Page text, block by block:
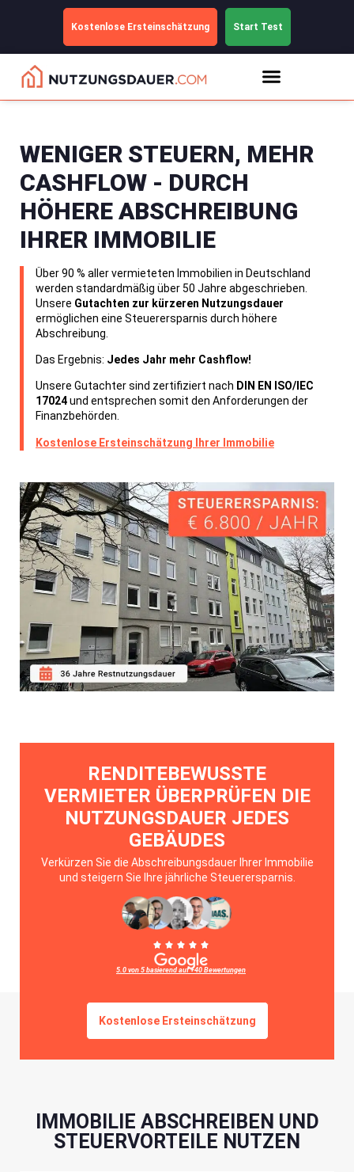
Kostenlose Ersteinschätzung Start Test
WENIGER STEUERN, MEHR
CASHFLOW - DURCH
HÖHERE ABSCHREIBUNG
IHRER IMMOBILIE
Über 90 % aller vermieteten Immobilien in Deutschland
werden standardmäßig über 50 Jahre abgeschrieben.
Unsere Gutachten zur kürzeren Nutzungsdauer
ermöglichen eine Steuerersparnis durch höhere
Abschreibung.
Das Ergebnis: Jedes Jahr mehr Cashflow!
Unsere Gutachter sind zertifiziert nach DIN EN ISO/IEC
17024und entsprechen somit den Anforderungen der
Finanzbehörden.
Kostenlose Ersteinschätzung Ihrer Immobilie
RENDITEBEWUSSTE
VERMIETER ÜBERPRÜFEN DIE
NUTZUNGSDAUER JEDES
GEBÄUDES
Verkürzen Sie die Abschreibungsdauer Ihrer Immobilie
und steigern Sie Ihre jährliche Steuerersparnis.
5.0 von 5 basierend auf +40 Bewertungen
Kostenlose Ersteinschätzung
IMMOBILIE ABSCHREIBEN UND
STEUERVORTEILE NUTZEN